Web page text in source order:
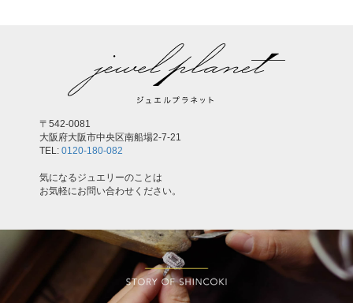
〒542-0081
大阪府大阪市中央区南船場2-7-21
TEL: 0120-180-082
気になるジュエリーのことは
お気軽にお問い合わせください。